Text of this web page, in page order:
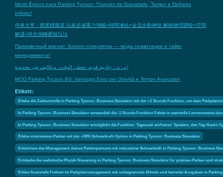
Mods Épicos para Parking Tycoon: Truques de Gravidade, Tempo e Dinheiro
Infinito!
停車大亨：商業模擬器 玩家必備重力增幅×時間凍結×金流永動神技 解鎖物理調校×空間
解謎×時光倒轉硬核玩法
Парковочный магнат: Бизнес-симулятор — моды гравитации и тайм-
менеджмента!
بي تي: جاذبية قوية، تخطي الوقت، وتكاليف غير محدودة!
MOD Parking Tycoon BS: Vantaggi Epici per Gravità e Tempo Avanzato!
Etikett:
Erlebe die Zeitkontrolle in Parking Tycoon: Business Simulator mit der +1 Stunde Funktion, um dein
In Parking Tycoon: Business Simulator verwandelt die -1 Stunde Funktion Fehler in wertvolle Lernmomente
In Parking Tycoon: Business Simulator ermöglicht die Funktion 'Tageszeit einfrieren' Spielern, den Tag-
Erlebe intensiveres Parken mit der +30% Schwerkraft-Option in Parking Tycoon: Business Simulator
Erleichtere das Management deines Parkimperiums mit reduzierter Schwerkraft in Parking Tycoon: Business
Entdecke die realistische Physik-Steuerung in Parking Tycoon: Business Simulator für präzises Parken und
Erlebe finanzielle Freiheit im Parkplatzmanagement mit unbegrenzten Mitteln und keinerlei Ausgaben in